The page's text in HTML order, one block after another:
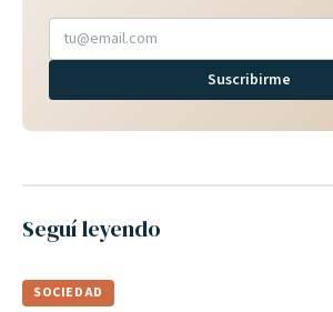
Suscribirme
Seguí leyendo
SOCIEDAD